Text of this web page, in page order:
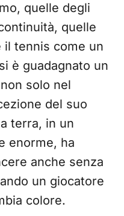
quelle degli
quelle
il tennis come un
è guadagnato un
solo nel
del suo
terra, in un
enorme, ha
anche senza
un giocatore
colore.